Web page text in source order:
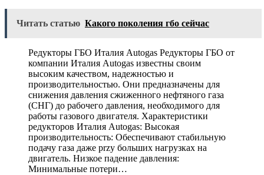
Читать статью Какого поколения гбо сейчас
Редукторы ГБО Италия Autogas Редукторы ГБО от
компании Италия Autogas известны своим
высоким качеством, надежностью и
производительностью. Они предназначены для
снижения давления сжиженного нефтяного газа
(СНГ) до рабочего давления, необходимого для
работы газового двигателя. Характеристики
редукторов Италия Autogas: Высокая
производительность: Обеспечивают стабильную
подачу газа даже przy больших нагрузках на
двигатель. Низкое падение давления:
Минимальные потери…